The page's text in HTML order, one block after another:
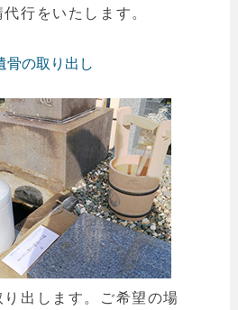
行をいたします。
骨の取り出し
り出します。ご希望の場